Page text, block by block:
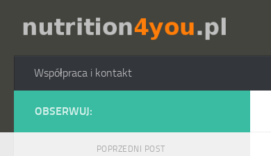
Przejdź do treści
Współpraca i kontakt
OBSERWUJ:
POPRZEDNI POST